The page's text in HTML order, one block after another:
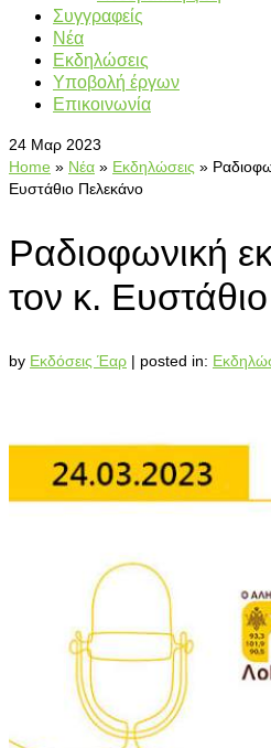
Συγγραφείς
Νέα
Εκδηλώσεις
Υποβολή έργων
Επικοινωνία
24 Μαρ 2023
Home » Νέα » Εκδηλώσεις »
Ευστάθιο Πελεκάνο
Ραδιοφωνική
τον κ.
by Εκδόσεις Έαρ | posted in: